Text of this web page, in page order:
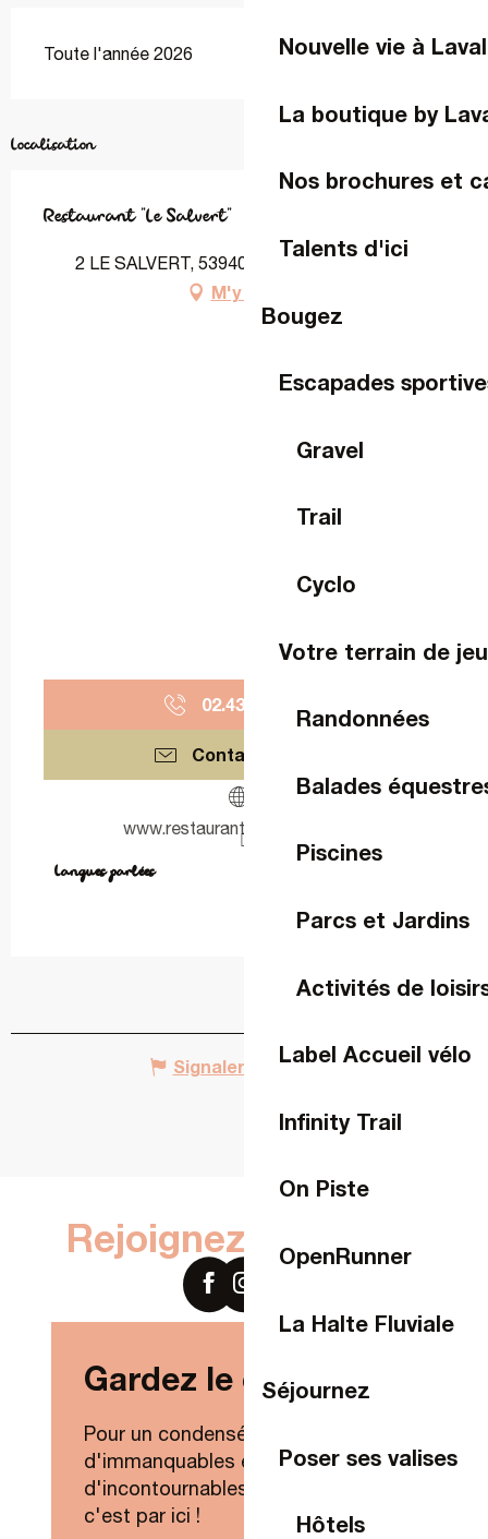
Nouvelle vie à Laval
La boutique by
Nos brochures et
Talents d'ici
Bougez
Escapades
Gravel
Trail
Cyclo
Votre terrain de
Randonnées
Balades
Piscines
Parcs et Jardins
Activités de
Label Accueil vélo
Infinity Trail
On Piste
OpenRunner
La Halte Fluviale
Séjournez
Poser ses valises
Hôtels
Toute l'année 2026
Localisation
Restaurant "Le Salvert"
2 LE SALVERT, 53940 Le Genest-Saint-Isle
M'y rendre
02.43.37.14.
Contactez-nous
www.restaurant-le-salvert.com
Langues parlées
Langues parlées
Signaler une erreur
Rejoignez-nous sur
Gardez le contact !
Pour un condensé de nouveautés,
d'immanquables et
d'incontournables de Laval Agglo,
c'est par ici !